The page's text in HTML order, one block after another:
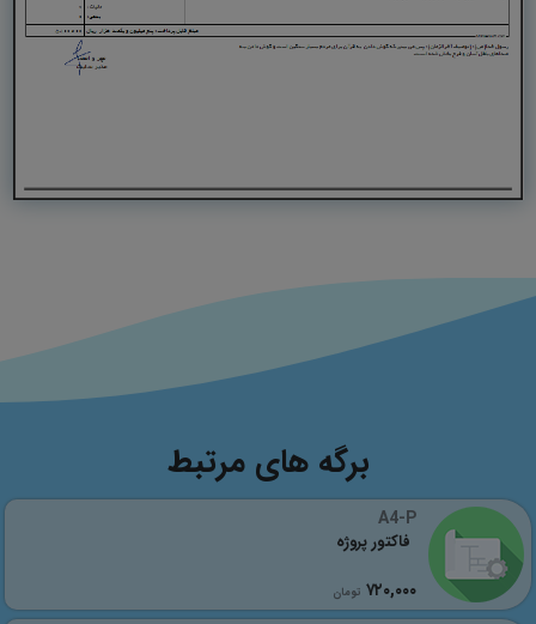
برگه های مرتبط
A4-P
٧٢٠,٠٠٠ تومان
فاکتور پروژه